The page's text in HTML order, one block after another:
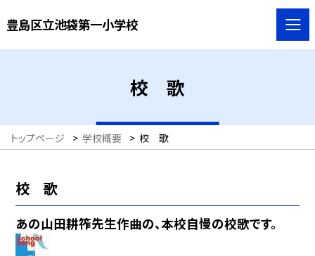
豊島区立池袋第一小学校
校 歌
トップページ > 学校概要 > 校 歌
校 歌
あの山田耕筰先生作曲の、本校自慢の校歌です。